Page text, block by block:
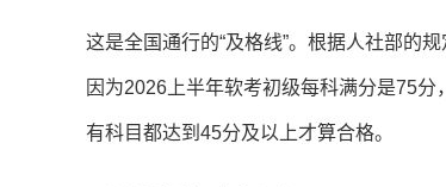
这是全国通行的“及格线”。根据人社部的
因为2026上半年软考初级每科满分是75
有科目都达到45分及以上才算合格。